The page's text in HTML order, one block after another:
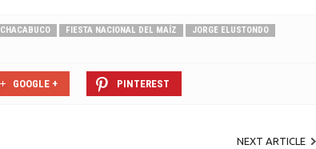
CHACABUCO FIESTA NACIONAL DEL MAÍZ
JORGE ELUSTONDO
GOOGLE + PINTEREST
NEXT ARTICLE